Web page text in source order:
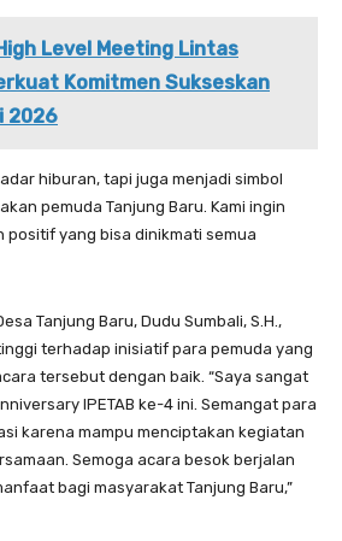
Level Meeting Lintas
Komitmen Sukseskan
2026
hiburan, tapi juga menjadi simbol
pemuda Tanjung Baru. Kami ingin
positif yang bisa dinikmati semua
Tanjung Baru, Dudu Sumbali, S.H.,
terhadap inisiatif para pemuda yang
tersebut dengan baik. “Saya sangat
IPETAB ke-4 ini. Semangat para
karena mampu menciptakan kegiatan
Semoga acara besok berjalan
bagi masyarakat Tanjung Baru,”